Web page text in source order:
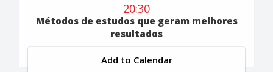
20:30
Métodos de estudos que geram melhores
resultados
Add to Calendar